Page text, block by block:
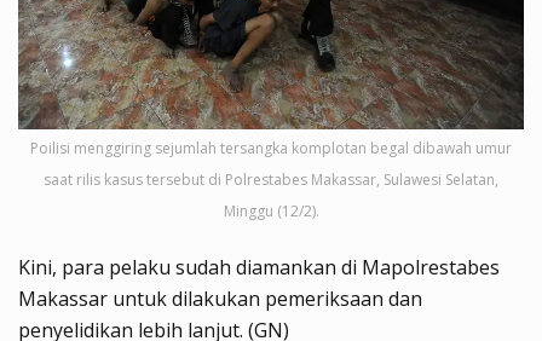
Poilisi menggiring sejumlah tersangka komplotan begal dibawah umur
saat rilis kasus tersebut di Polrestabes Makassar, Sulawesi Selatan,
Minggu (12/2).
Kini, para pelaku sudah diamankan di Mapolrestabes
Makassar untuk dilakukan pemeriksaan dan
penyelidikan lebih lanjut. (GN)